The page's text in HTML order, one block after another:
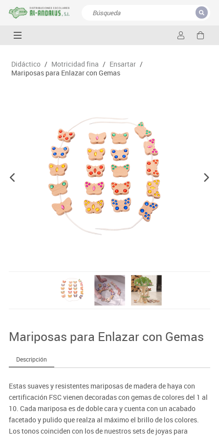
CERRAR
Didáctico / Motricidad fina / Ensartar /
Mariposas para Enlazar con Gemas
Mariposas para Enlazar con Gemas
Descripción
Estas suaves y resistentes mariposas de madera de haya con
certificación FSC vienen decoradas con gemas de colores del 1 al
10. Cada mariposa es de doble cara y cuenta con un acabado
facetado y pulido que realza al máximo el brillo de los colores.
Los tonos coinciden con los de nuestros sets de joyas para